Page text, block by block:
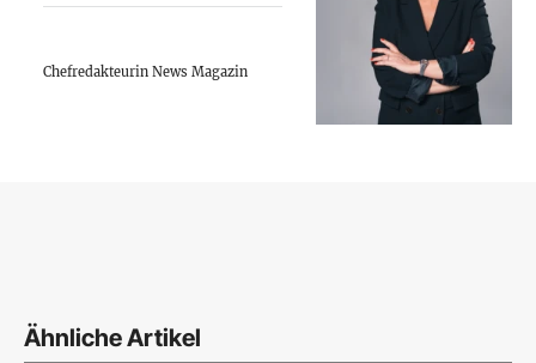
Chefredakteurin News Magazin
Ähnliche Artikel